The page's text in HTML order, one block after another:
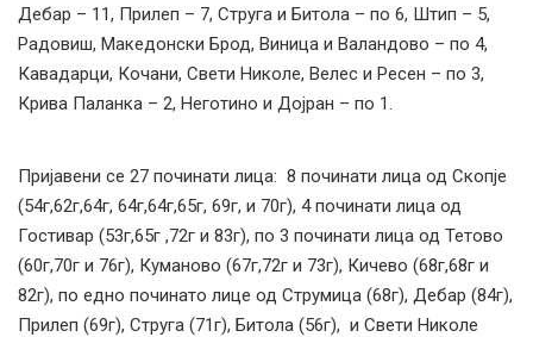
Дебар – 11, Прилеп – 7, Струга и Битола – по 6, Штип – 5,
Радовиш, Македонски Брод, Виница и Валандово – по 4,
Кавадарци, Кочани, Свети Николе, Велес и Ресен – по 3,
Крива Паланка – 2, Неготино и Дојран – по 1.
Пријавени се 27 починати лица: 8 починати лица од Скопје
(54г,62г,64г, 64г,64г,65г, 69г, и 70г), 4 починати лица од
Гостивар (53г,65г ,72г и 83г), по 3 починати лица од Тетово
(60г,70г и 76г), Куманово (67г,72г и 73г), Кичево (68г,68г и
82г), по едно починато лице од Струмица (68г), Дебар (84г),
Прилеп (69г), Струга (71г), Битола (56г), и Свети Николе